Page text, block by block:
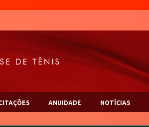
ANUIDADE NOTÍCIAS